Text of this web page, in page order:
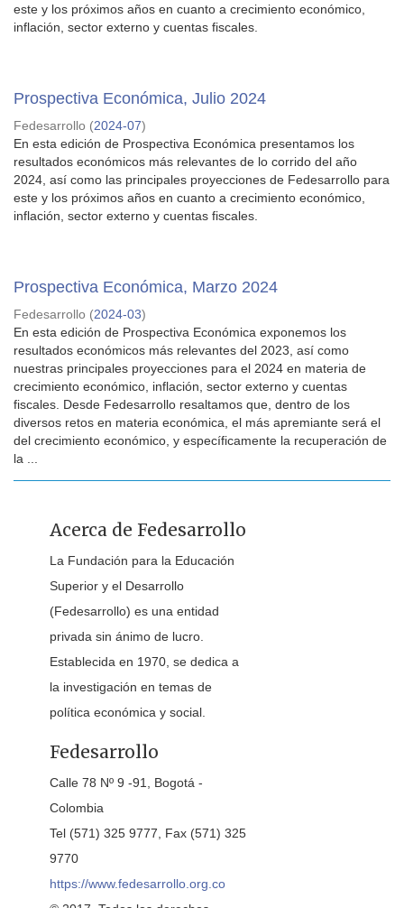
este y los próximos años en cuanto a crecimiento económico,
inflación, sector externo y cuentas fiscales.
Prospectiva Económica, Julio 2024
Fedesarrollo (2024-07)
En esta edición de Prospectiva Económica presentamos los
resultados económicos más relevantes de lo corrido del año
2024, así como las principales proyecciones de Fedesarrollo para
este y los próximos años en cuanto a crecimiento económico,
inflación, sector externo y cuentas fiscales.
Prospectiva Económica, Marzo 2024
Fedesarrollo (2024-03)
En esta edición de Prospectiva Económica exponemos los
resultados económicos más relevantes del 2023, así como
nuestras principales proyecciones para el 2024 en materia de
crecimiento económico, inflación, sector externo y cuentas
fiscales. Desde Fedesarrollo resaltamos que, dentro de los
diversos retos en materia económica, el más apremiante será el
del crecimiento económico, y específicamente la recuperación de
la ...
Acerca de Fedesarrollo
La Fundación para la Educación
Superior y el Desarrollo
(Fedesarrollo) es una entidad
privada sin ánimo de lucro.
Establecida en 1970, se dedica a
la investigación en temas de
política económica y social.
Fedesarrollo
Calle 78 Nº 9 -91, Bogotá -
Colombia
Tel (571) 325 9777, Fax (571) 325
9770
https://www.fedesarrollo.org.co